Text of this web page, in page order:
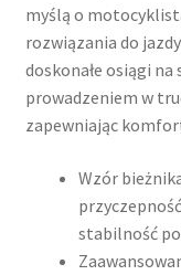
myślą o
rozwiązania do
doskonałe osiągi
prowadzeniem w
zapewniając
Wzór
stabilność